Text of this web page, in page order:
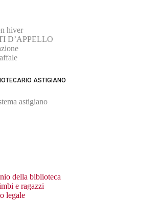
hiver
D’APPELLO
ASTIGIANO
astigiano
della biblioteca
e ragazzi
legale